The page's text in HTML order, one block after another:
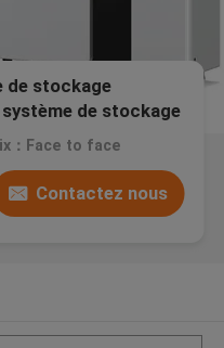
de stockage
de stockage
：Face to face
Contactez nous